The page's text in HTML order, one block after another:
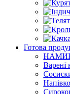
Готова
Варені